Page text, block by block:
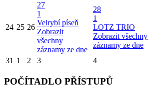
24 25 26
27
1
Velrybí píseň
Zobrazit
všechny
záznamy ze dne
28
1
LOTZ TRIO
Zobrazit všechny
záznamy ze dne
31 1 2 3 4
POČÍTADLO PŘÍSTUPŮ